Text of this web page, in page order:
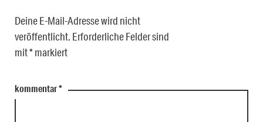
Deine E-Mail-Adresse wird nicht
veröffentlicht. Erforderliche Felder sind
mit*markiert
kommentar*